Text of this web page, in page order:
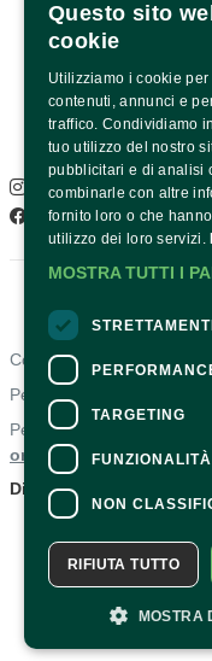
Infopoint
Instagram
Facebook
Contatti
Per informazioni e
Per informazioni sul
organizzatore.
Dichiarazione di
Questo sito
cookie
Utilizziamo i cookie
contenuti, annunci e
traffico. Condividiamo
tuo utilizzo del nostro
pubblicitari e di analisi
combinarle con altre
fornito loro o che
utilizzo dei loro servizi.
MOSTRA TUTTI I
TARGETING
FUNZIONALITÀ
NON
RIFIUTA TUTTO
MOSTRA